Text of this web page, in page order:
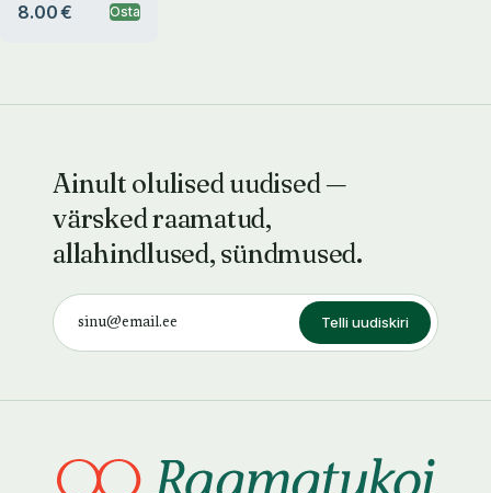
8.00 € Osta
Ainult olulised uudised —
värsked raamatud,
allahindlused, sündmused.
Telli uudiskiri